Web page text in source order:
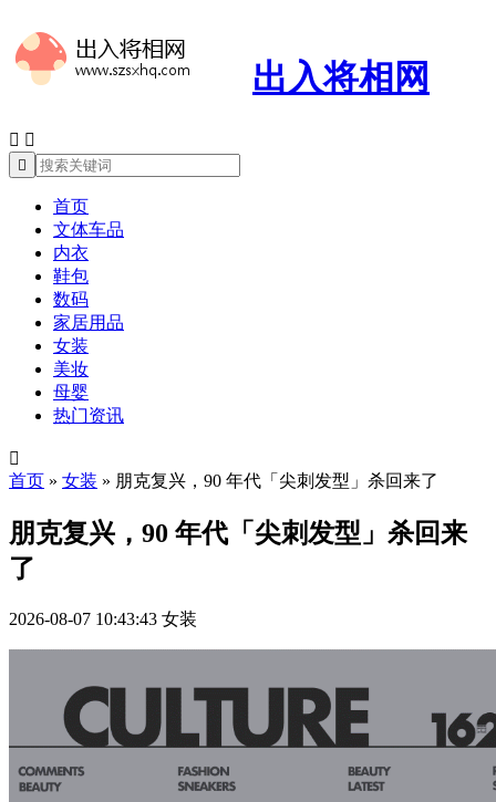
出入将相网
 

首页
文体车品
内衣
鞋包
数码
家居用品
女装
美妆
母婴
热门资讯

首页 » 女装 » 朋克复兴，90 年代「尖刺发型」杀回来了
朋克复兴，90 年代「尖刺发型」杀回来
了
2026-08-07 10:43:43 女装